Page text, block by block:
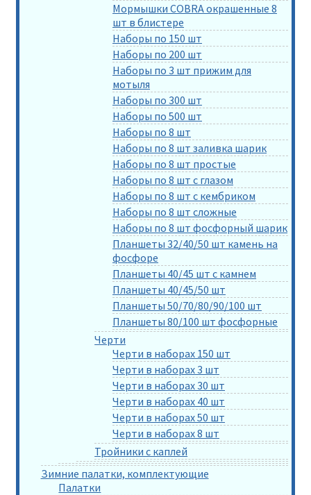
Мормышки COBRA окрашенные 8
шт в блистере
Наборы по 150 шт
Наборы по 200 шт
Наборы по 3 шт прижим для
мотыля
Наборы по 300 шт
Наборы по 500 шт
Наборы по 8 шт
Наборы по 8 шт заливка шарик
Наборы по 8 шт простые
Наборы по 8 шт с глазом
Наборы по 8 шт с кембриком
Наборы по 8 шт сложные
Наборы по 8 шт фосфорный шарик
Планшеты 32/40/50 шт камень на
фосфоре
Планшеты 40/45 шт с камнем
Планшеты 40/45/50 шт
Планшеты 50/70/80/90/100 шт
Планшеты 80/100 шт фосфорные
Черти
Черти в наборах 150 шт
Черти в наборах 3 шт
Черти в наборах 30 шт
Черти в наборах 40 шт
Черти в наборах 50 шт
Черти в наборах 8 шт
Тройники с каплей
Зимние палатки, комплектующие
Палатки